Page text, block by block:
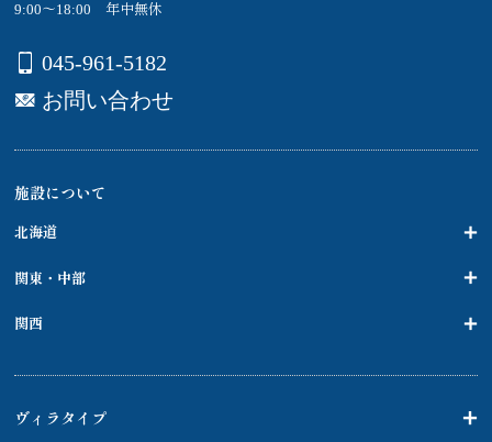
9:00～18:00 年中無休
045-961-5182
お問い合わせ
施設について
北海道
関東・中部
関西
ヴィラタイプ